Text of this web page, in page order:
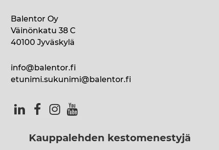
Balentor Oy
Väinönkatu 38 C
40100 Jyväskylä
info@balentor.fi
etunimi.sukunimi@balentor.fi
Kauppalehden kestomenestyjä